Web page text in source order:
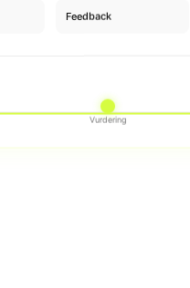
Feedback
Vurdering